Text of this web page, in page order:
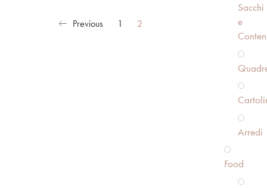
Previous 1 2
Sacchi
e
Arredi
Food